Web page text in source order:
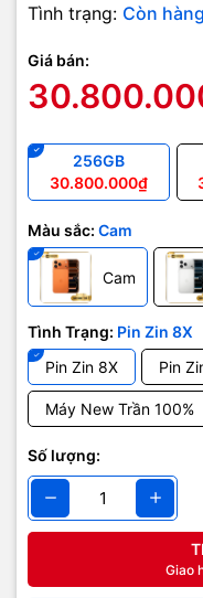
Tình trạng: Còn hàng
Giá bán:
256GB
30.800.000₫
Màu sắc: Cam
Cam
Tình Trạng: Pin Zin 8X
Pin Zin 8X
Pin
Máy New Trần 100%
Số lượng:
Giao